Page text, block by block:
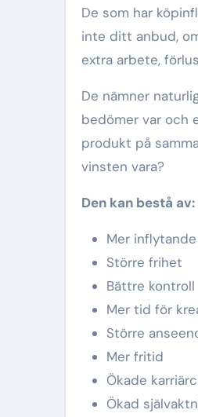
De som har
inte ditt anbud,
extra arbete,
De nämner
bedömer var och
produkt på
vinsten vara?
Den kan bestå av:
Mer inflytande
Större frihet
Bättre kontroll
Mer tid för
Större
Mer fritid
Ökade
Ökad